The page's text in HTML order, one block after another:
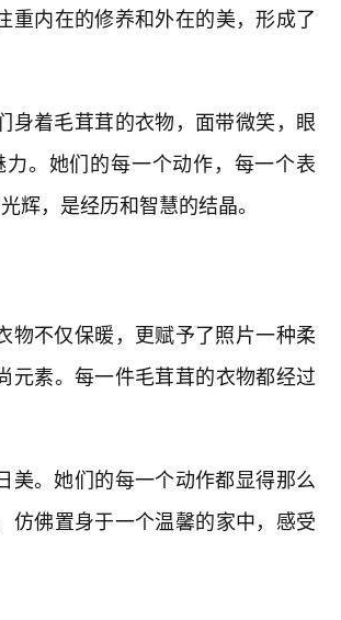
重内在的修养和外在的美，形成了
身着毛茸茸的衣物，面带微笑，眼
。她们的每一个动作，每一个表
辉，是经历和智慧的结晶。
物不仅保暖，更赋予了照片一种柔
元素。每一件毛茸茸的衣物都经过
美。她们的每一个动作都显得那么
仿佛置身于一个温馨的家中，感受